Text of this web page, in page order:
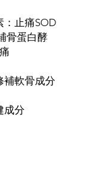
：止痛SOD
骨蛋白酵
補軟骨成分
成分